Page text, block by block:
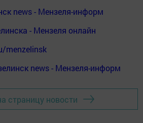
news - Мензеля-информ
- Мензеля онлайн
menzelinsk
news - Мензеля-информ
страницу новости